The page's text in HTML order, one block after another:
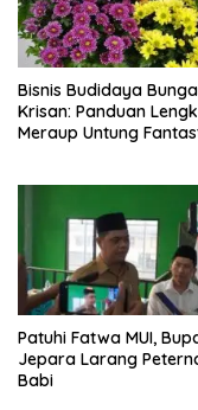
Bisnis Budidaya Bunga
Krisan: Panduan
Meraup Untung
Patuhi Fatwa MUI,
Jepara Larang
Babi